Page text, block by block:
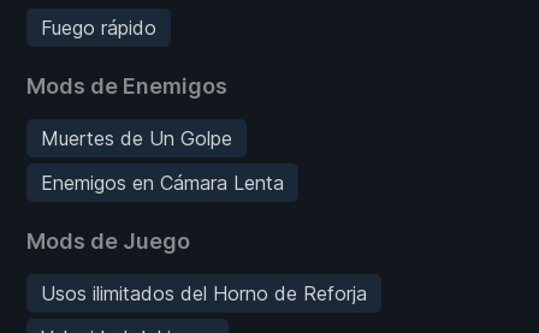
Fuego rápido
Mods de Enemigos
Muertes de Un Golpe
Enemigos en Cámara Lenta
Mods de Juego
Usos ilimitados del Horno de Reforja